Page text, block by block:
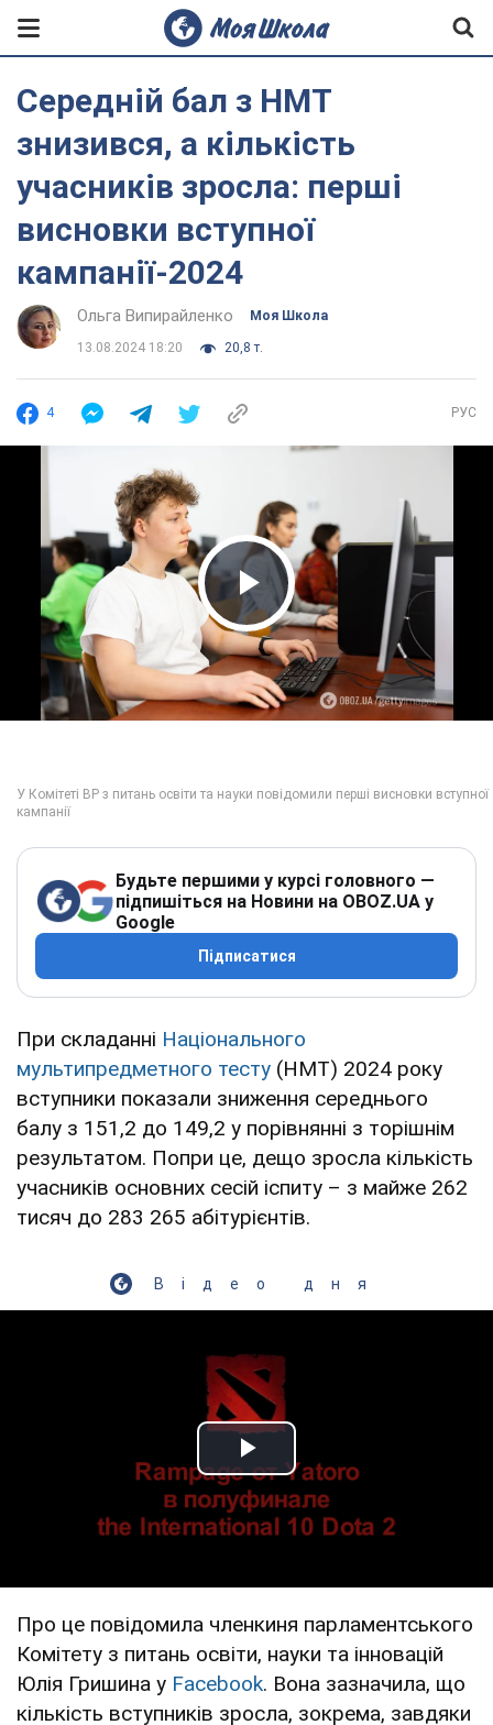
Середній бал з НМТ
знизився, а кількість
учасників зросла: перші
висновки вступної
кампанії-2024
Ольга Випирайленко Моя Школа
13.08.2024 18:20 20,8 т.
4 РУС
Play Video
Будьте першими у курсі головного —
підпишіться на Новини на OBOZ.UA у
Google
Підписатися
При складанні Національного
мультипредметного тесту (НМТ) 2024 року
вступники показали зниження середнього
балу з 151,2 до 149,2 у порівнянні з торішнім
результатом. Попри це, дещо зросла кількість
учасників основних сесій іспиту – з майже 262
тисяч до 283 265 абітурієнтів.
Відео дня
Play Video
Про це повідомила членкиня парламентського
Комітету з питань освіти, науки та інновацій
Юлія Гришина у Facebook. Вона зазначила, що
кількість вступників зросла, зокрема, завдяки